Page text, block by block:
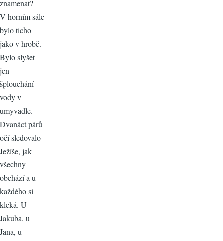
znamenat?
V horním sále
bylo ticho
jako v hrobě.
Bylo slyšet
jen
šplouchání
vody v
umyvadle.
Dvanáct párů
očí sledovalo
Ježíše, jak
všechny
obchází a u
každého si
kleká. U
Jakuba, u
Jana, u